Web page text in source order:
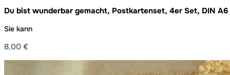
Du bist wunderbar gemacht, Postkartenset, 4er Set, DIN A6
Sie kann
8,00 €